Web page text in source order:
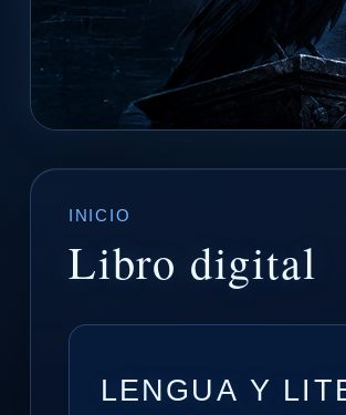
INICIO
Libro digital
LENGUA Y